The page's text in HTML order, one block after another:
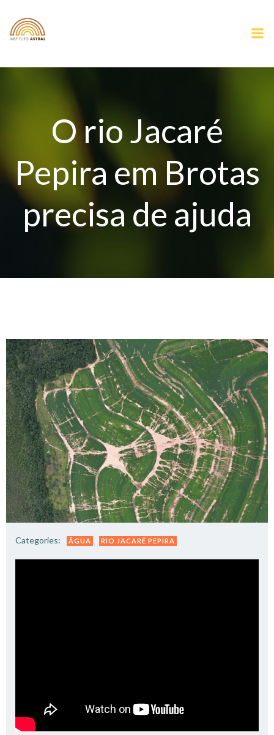
O rio Jacaré
Pepira em Brotas
precisa de ajuda
Categories: ÁGUA RIO JACARÉ PEPIRA